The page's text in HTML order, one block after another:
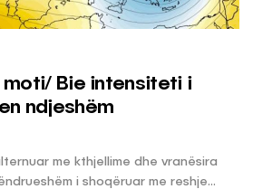
moti/ Bie intensiteti i
ndjeshëm
me kthjellime dhe vranësira
i shoqëruar me reshje...